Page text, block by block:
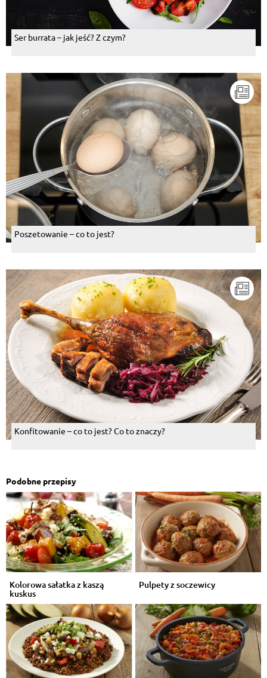
Ser burrata – jak jeść? Z czym?
Poszetowanie – co to jest?
Konfitowanie – co to jest? Co to znaczy?
Podobne przepisy
Kolorowa sałatka z kaszą
kuskus
Pulpety z soczewicy